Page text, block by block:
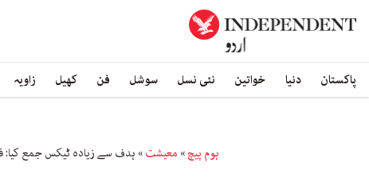
پاکستان دنیا خواتین نئی نسل سوشل فن کھیل زاویہ
ہوم پیچ» معیشت» ہدف سے زیادہ ٹیکس جمع کیا: